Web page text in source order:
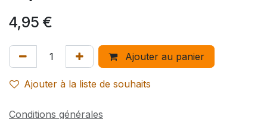
4,95 €
Ajouter au panier
Ajouter à la liste de souhaits
Conditions générales